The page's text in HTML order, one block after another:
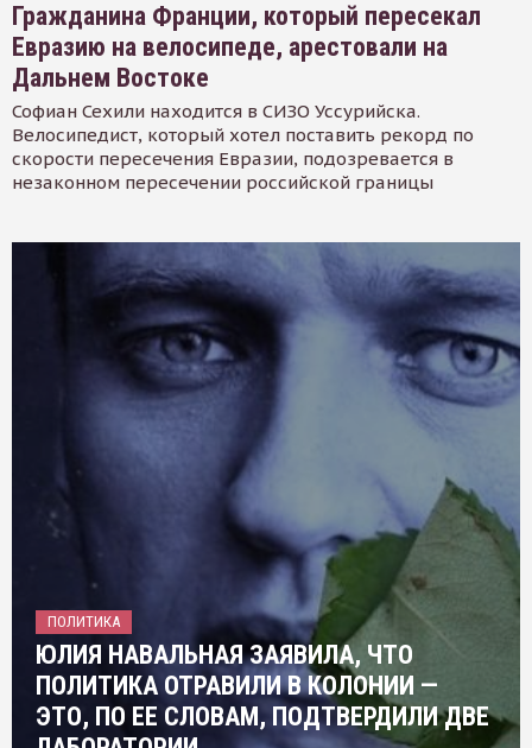
Гражданина Франции, который пересекал
Евразию на велосипеде, арестовали на
Дальнем Востоке
Софиан Сехили находится в СИЗО Уссурийска.
Велосипедист, который хотел поставить рекорд по
скорости пересечения Евразии, подозревается в
незаконном пересечении российской границы
ПОЛИТИКА
ЮЛИЯ НАВАЛЬНАЯ ЗАЯВИЛА, ЧТО
ПОЛИТИКА ОТРАВИЛИ В КОЛОНИИ —
ЭТО, ПО ЕЕ СЛОВАМ, ПОДТВЕРДИЛИ ДВЕ